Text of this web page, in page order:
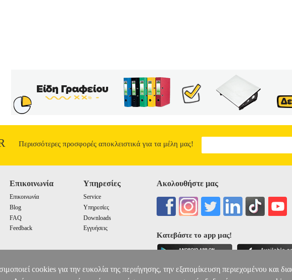
Περισσότερες προσφορές αποκλειστικά για τα μέλη μας!
Επικοινωνία
Επικοινωνία
Blog
FAQ
Feedback
Υπηρεσίες
Service
Υπηρεσίες
Downloads
Εγγυήσεις
Ακολουθήστε μας
Κατεβάστε το app μας!
cookies για την ευκολία της περιήγησης, την εξατομίκευση περιεχομένου και